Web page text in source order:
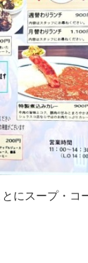
にスープ・コ